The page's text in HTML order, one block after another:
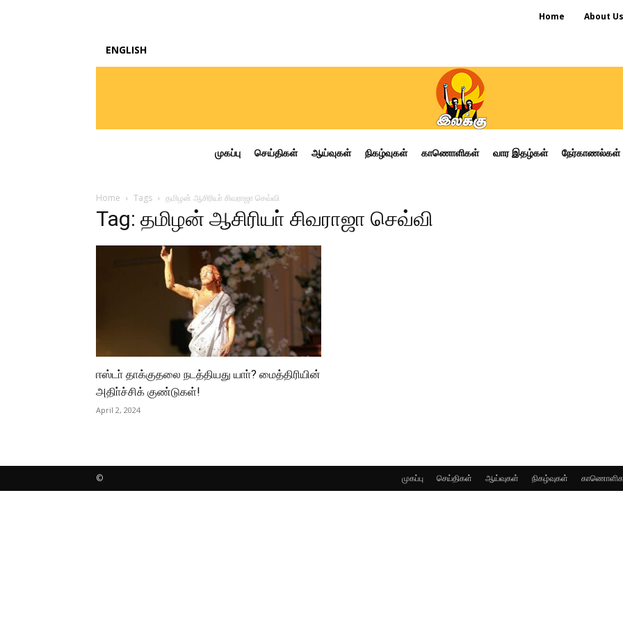
Home About Us
ENGLISH
முகப்பு செய்திகள் ஆய்வுகள் நிகழ்வுகள் காணொளிகள் வார இதழ்கள் நேர்காணல்கள்
Home Tags தமிழன் ஆசிரியா் சிவராஜா செவ்வி
Tag: தமிழன் ஆசிரியா் சிவராஜா செவ்வி
ஈஸ்டா் தாக்குதலை நடத்தியது யாா்? மைத்திரியின்
அதிா்ச்சிக் குண்டுகள்!
April 2, 2024
முகப்பு செய்திகள் ஆய்வுகள் நிகழ்வுகள்
©